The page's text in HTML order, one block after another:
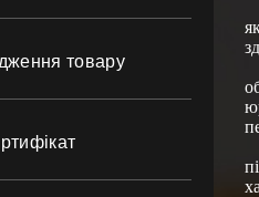
товару